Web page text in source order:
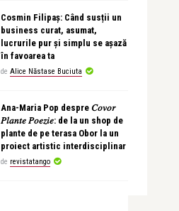
Cosmin Filipaș: Când susții un
business curat, asumat,
lucrurile pur și simplu se așază
în favoarea ta
de Alice Năstase Buciuta
Ana-Maria Pop despre 𝐶𝑜𝑣𝑜𝑟
𝑃𝑙𝑎𝑛𝑡𝑒 𝑃𝑜𝑒𝑧𝑖𝑒: de la un shop de
plante de pe terasa Obor la un
proiect artistic interdisciplinar
de revistatango